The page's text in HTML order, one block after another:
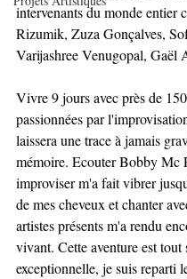
intervenants du monde entier
Rizumik, Zuza Gonçalves,
Varijashree Venugopal, Gaël
Vivre 9 jours avec près de
passionnées par
laissera une trace à jamais
mémoire. Ecouter Bobby Mc
improviser m'a fait vibrer
de mes cheveux et chanter
artistes présents m'a rendu
vivant. Cette aventure est
exceptionnelle, je suis reparti